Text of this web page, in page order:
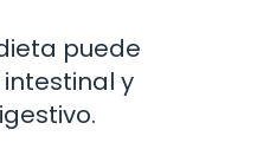
puede
y